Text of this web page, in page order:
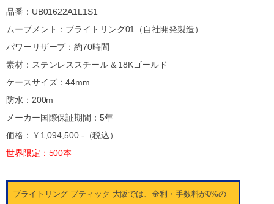
品番：UB01622A1L1S1
ムーブメント：ブライトリング01（自社開発製造）
パワーリザーブ：約70時間
素材：ステンレススチール & 18Kゴールド
ケースサイズ：44mm
防水：200m
メーカー国際保証期間：5年
価格：￥1,094,500.-（税込）
世界限定：500本
ブライトリング ブティック 大阪では、金利・手数料が0%の